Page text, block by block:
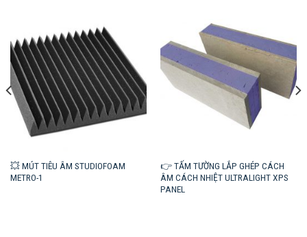
💥 MÚT TIÊU ÂM STUDIOFOAM
METRO-1
👉 TẤM TƯỜNG LẮP GHÉP CÁCH
ÂM CÁCH NHIỆT ULTRALIGHT XPS
PANEL